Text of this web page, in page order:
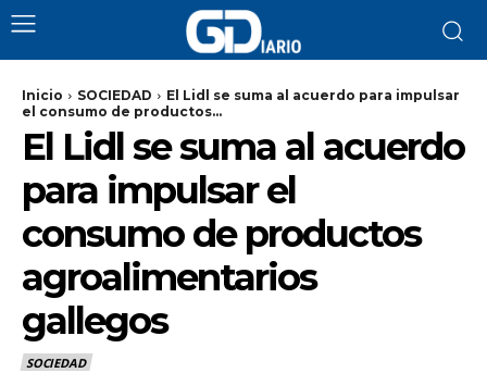
Inicio SOCIEDAD
El Lidl se suma al acuerdo para impulsar
el consumo de productos...
El Lidl se suma al acuerdo
para impulsar el
consumo de productos
agroalimentarios
gallegos
SOCIEDAD